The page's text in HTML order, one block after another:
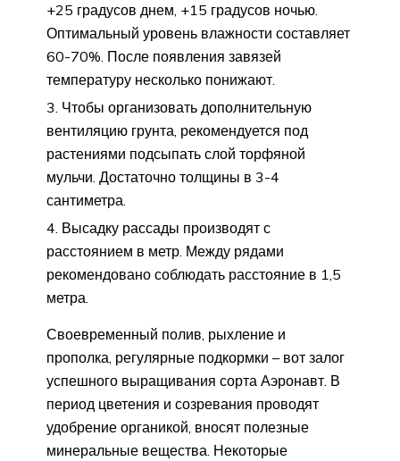
+25 градусов днем, +15 градусов ночью.
Оптимальный уровень влажности составляет
60-70%. После появления завязей
температуру несколько понижают.
Чтобы организовать дополнительную
вентиляцию грунта, рекомендуется под
растениями подсыпать слой торфяной
мульчи. Достаточно толщины в 3-4
сантиметра.
Высадку рассады производят с
расстоянием в метр. Между рядами
рекомендовано соблюдать расстояние в 1,5
метра.
Своевременный полив, рыхление и
прополка, регулярные подкормки – вот залог
успешного выращивания сорта Аэронавт. В
период цветения и созревания проводят
удобрение органикой, вносят полезные
минеральные вещества. Некоторые